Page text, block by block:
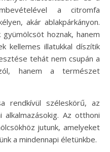
a citromfa
akár ablakpárkányon.
hoznak, hanem
kellemes illatukkal díszítik
tehát nem csupán a
hanem a természet
rendkívül széleskörű, az
Az otthoni
jutunk, amelyeket
a mindennapi életünkbe.